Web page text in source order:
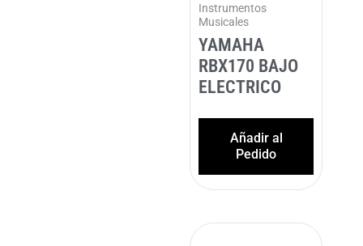
Instrumentos
Musicales
YAMAHA
RBX170 BAJO
ELECTRICO
Añadir al
Pedido